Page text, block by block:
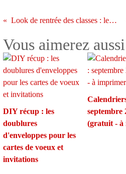
Look de rentrée des classes : les petits écoliers
Vous aimerez
DIY récup : les
doublures
d'enveloppes pour les
cartes de voeux et
invitations
septembre
(gratuit - à